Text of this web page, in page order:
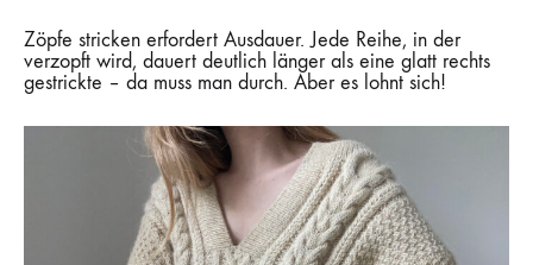
Zöpfe stricken erfordert Ausdauer. Jede Reihe, in der
verzopft wird, dauert deutlich länger als eine glatt rechts
gestrickte – da muss man durch. Aber es lohnt sich!